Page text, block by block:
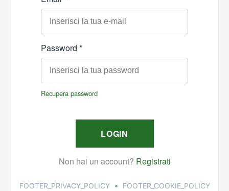
FOOTER_PRIVACY_POLICY • FOOTER_COOKIE_POLICY